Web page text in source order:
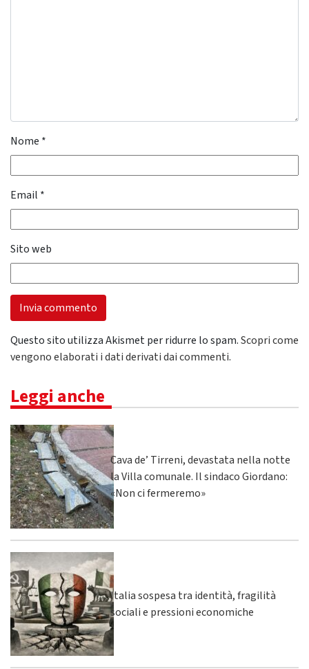
Nome *
Email *
Sito web
Questo sito utilizza Akismet per ridurre lo spam.Scopri come
vengono elaborati i dati derivati dai commenti.
Leggi anche
Cava de’ Tirreni, devastata nella notte
la Villa comunale. Il sindaco Giordano:
«Non ci fermeremo»
Italia sospesa tra identità, fragilità
sociali e pressioni economiche